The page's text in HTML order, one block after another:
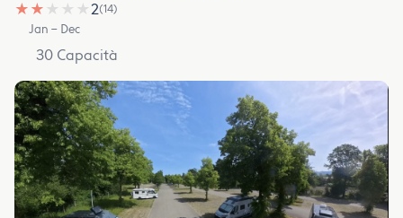
★ ★ ★ ★ ★2(14)
Jan – Dec
30 Capacità